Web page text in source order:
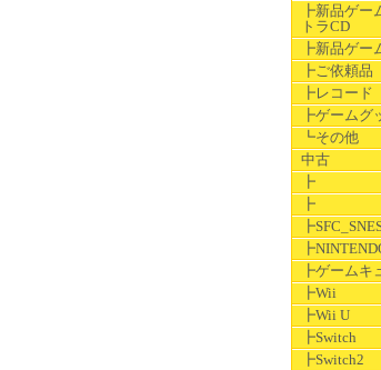
┣新品ゲー
トラCD
┣新品ゲー
┣ご依頼品
┣レコード
┣ゲームグ
┗その他
中古
┣
┣
┣ゲームキ
┣Wii
┣Wii U
┣Switch
┣Switch2